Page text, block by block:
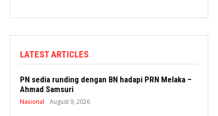
LATEST ARTICLES
PN sedia runding dengan BN hadapi PRN Melaka –
Ahmad Samsuri
Nasional August 9, 2026